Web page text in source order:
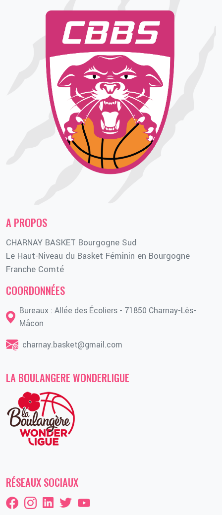
A PROPOS
CHARNAY BASKET Bourgogne Sud
Le Haut-Niveau du Basket Féminin en Bourgogne
Franche Comté
COORDONNÉES
Bureaux : Allée des Écoliers - 71850 Charnay-Lès-
Mâcon
charnay.basket@gmail.com
LA BOULANGERE WONDERLIGUE
RÉSEAUX SOCIAUX